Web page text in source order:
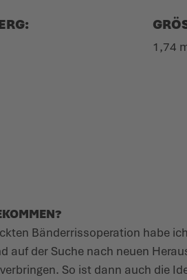
1,74
Bänderrissoperation habe
auf der Suche nach neuen
So ist dann auch die